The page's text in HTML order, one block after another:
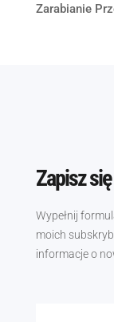
Zarabianie
Zapisz
Wypełnij
moich
informacje o